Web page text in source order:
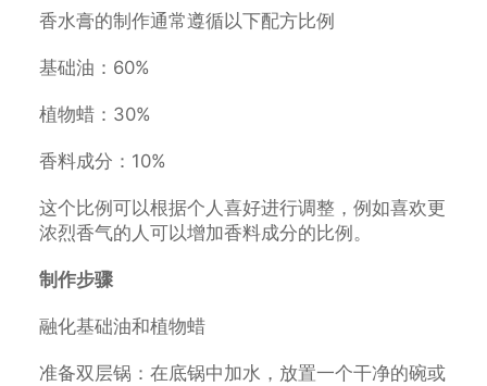
香水膏的制作通常遵循以下配方比例
基础油：60%
植物蜡：30%
香料成分：10%
这个比例可以根据个人喜好进行调整，例如喜欢更
浓烈香气的人可以增加香料成分的比例。
制作步骤
融化基础油和植物蜡
准备双层锅：在底锅中加水，放置一个干净的碗或